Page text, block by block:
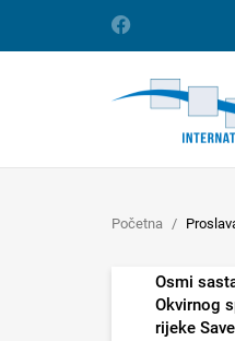
Početna
Osmi
Okvirnog
rijeke Save